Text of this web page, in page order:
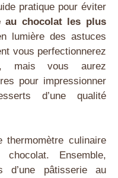
pratique pour éviter
au chocolat les plus
lumière des astuces
vous perfectionnerez
mais vous aurez
pour impressionner
d’une qualité
thermomètre culinaire
Ensemble,
d’une pâtisserie au